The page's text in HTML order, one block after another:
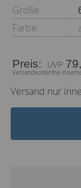
Größe
Farbe
Preis:
Versandkostenfrei
Versand nur